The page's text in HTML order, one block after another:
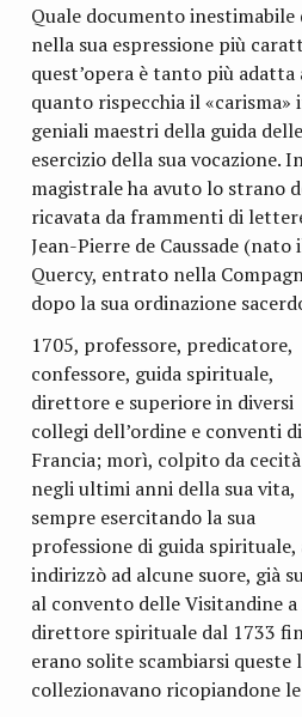
Quale documento
nella sua espressione più
quest’opera è tanto più
quanto ri­specchia il
geniali mae­stri della guida
esercizio della sua vocazione.
magistrale ha avuto lo strano
ricavata da frammenti di
Jean-Pierre de Caussade
Quercy, entrato nella
dopo la sua ordinazione
1705, professore, predica­tore,
confessore, guida spirituale,
direttore e superiore in di­versi
collegi dell’ordine e conventi di
Francia; morì, colpito da cecità
negli ultimi anni della sua vita,
sempre esercitando la sua
professione di guida spirituale,
indirizzò ad alcune suore, già
al convento delle Visitandine
direttore spi­rituale dal 1733
erano solite scam­biarsi
collezionavano ricopian­done